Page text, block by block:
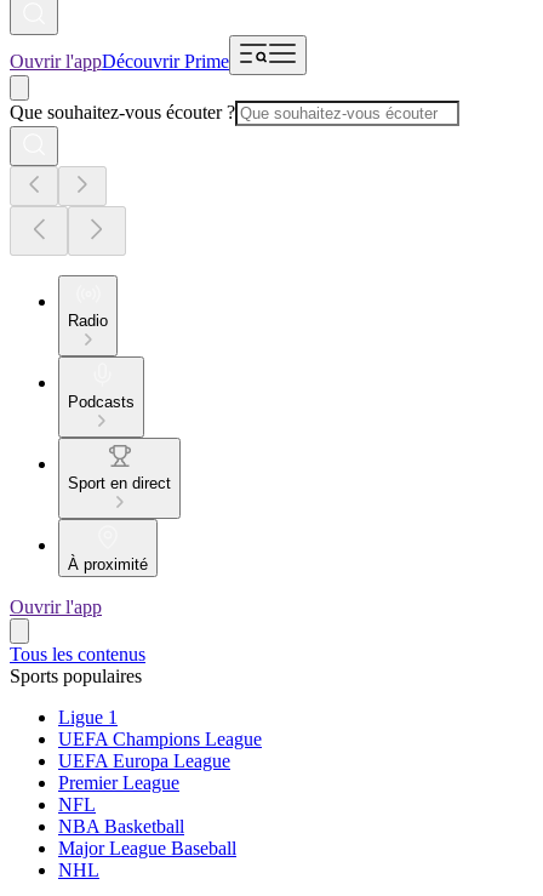
Ouvrir l'appDécouvrir Prime
Que souhaitez-vous écouter ?
Radio
Podcasts
Sport en direct
À proximité
Ouvrir l'app
Tous les contenus
Sports populaires
Ligue 1
UEFA Champions League
UEFA Europa League
Premier League
NFL
NBA Basketball
Major League Baseball
NHL